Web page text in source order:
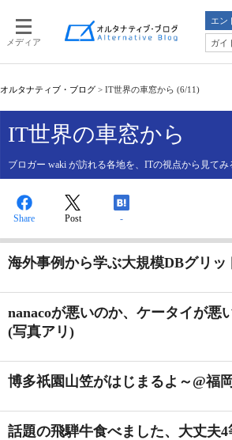
メディア
エン
ガイ
オルタナティブ・ブログ > IT世界の車窓から (6/11)
IT世界の車窓から
ブロガー waki が訪れる各地を、ITの視点から見て
Share Post -
海外事例から学ぶ大規模DBグリ
nanacoが悪いのか、ケータイが悪
(写真アリ)
博多祇園山笠がはじまるよ～@福
話題の飛騨牛食べました、大丈夫4